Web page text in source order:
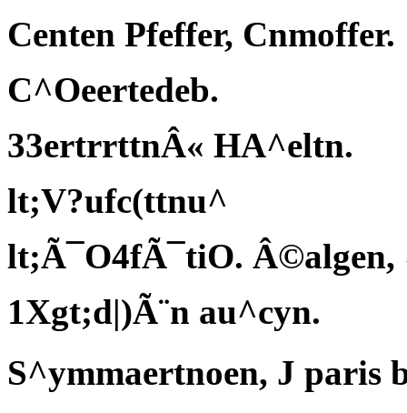
Centen Pfeffer, Cnmoffer.
C^Oeertedeb.
33ertrrttnÂ« HA^eltn.
lt;V?ufc(ttnu^
lt;Ã¯O4fÃ¯tiO. Â©algen,
1Xgt;d|)Ã¨n au^cyn.
S^ymmaertnoen, J paris